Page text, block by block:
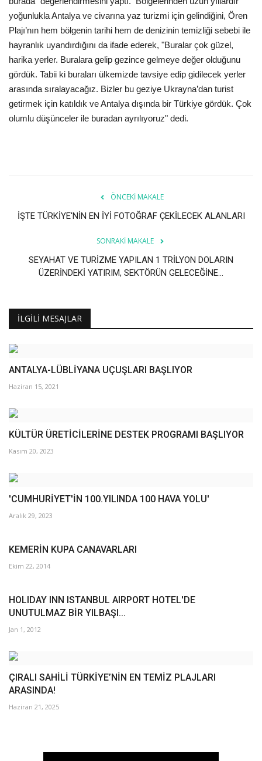
yoğunlukla Antalya ve civarına yaz turizmi için gelindiğini, Ören
Plajı’nın hem bölgenin tarihi hem de denizinin temizliği sebebi ile
hayranlık uyandırdığını da ifade ederek, "Buralar çok güzel,
harika yerler. Buralara gelip gezince gelmeye değer olduğunu
gördük. Tabii ki buraları ülkemizde tavsiye edip gidilecek yerler
arasında sıralayacağız. Bizler bu geziye Ukrayna’dan turist
getirmek için katıldık ve Antalya dışında bir Türkiye gördük. Çok
olumlu düşünceler ile buradan ayrılıyoruz" dedi.
ÖNCEKI MAKALE
İŞTE TÜRKİYE'NİN EN İYİ FOTOĞRAF ÇEKİLECEK ALANLARI
SONRAKI MAKALE
SEYAHAT VE TURİZME YAPILAN 1 TRİLYON DOLARIN
ÜZERİNDEKİ YATIRIM, SEKTÖRÜN GELECEĞİNE...
İLGILI MESAJLAR
ANTALYA-LÜBLİYANA UÇUŞLARI BAŞLIYOR
Haziran 15, 2021
KÜLTÜR ÜRETİCİLERİNE DESTEK PROGRAMI BAŞLIYOR
Kasım 20, 2023
'CUMHURİYET'İN 100.YILINDA 100 HAVA YOLU'
Aralık 29, 2023
KEMERİN KUPA CANAVARLARI
Ekim 22, 2014
HOLIDAY INN ISTANBUL AIRPORT HOTEL'DE
UNUTULMAZ BİR YILBAŞI...
Jan 1, 2012
ÇIRALI SAHİLİ TÜRKİYE’NİN EN TEMİZ PLAJLARI
ARASINDA!
Haziran 21, 2025